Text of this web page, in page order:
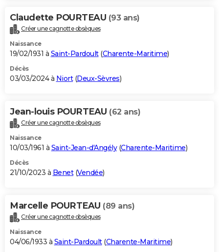
Claudette POURTEAU (93 ans)
Créer une cagnotte obsèques
Naissance
19/02/1931 à Saint-Pardoult(Charente-Maritime)
Décès
03/03/2024 à Niort(Deux-Sèvres)
Jean-louis POURTEAU (62 ans)
Créer une cagnotte obsèques
Naissance
10/03/1961 à Saint-Jean-d'Angély(Charente-Maritime)
Décès
21/10/2023 à Benet(Vendée)
Marcelle POURTEAU (89 ans)
Créer une cagnotte obsèques
Naissance
04/06/1933 à Saint-Pardoult(Charente-Maritime)